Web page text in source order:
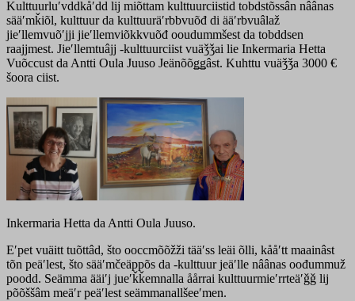
Kulttuurluʹvddkåʹdd lij miõttam kulttuurciistid tobdstõssân nâânas
sääʹmǩiõl, kulttuur da kulttuuräʹrbbvuõđ di ääʹrbvuâlaž
jieʹllemvuõʹjji jieʹllemviõkkvuõđ ooudummšest da tobddsen
raajjmest. Jieʹllemtuâjj -kulttuurciist vuäǯǯai lie Inkermaria Hetta
Vuõccust da Antti Oula Juuso Jeänõõǥǥâst. Kuhttu vuäǯǯa 3000 €
šoora ciist.
Inkermaria Hetta da Antti Oula Juuso.
Eʹpet vuäitt tuõttâd, što ooccmõõžži tääʹss leäi õlli, kååʹtt maainâst
tõn peäʹlest, što sääʹmčeäppõs da -kulttuur jeäʹlle nâânas oođummuž
poodd. Seämma ääiʹj jueʹǩǩemnalla åårrai kulttuurmieʹrrteäʹǧǧ lij
põõššâm meäʹr peäʹlest seämmanallšeeʹmen.